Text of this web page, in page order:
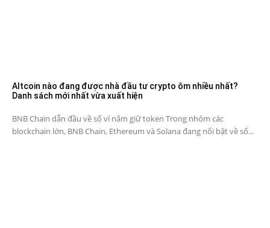
Altcoin nào đang được nhà đầu tư crypto ôm nhiều nhất?
Danh sách mới nhất vừa xuất hiện
BNB Chain dẫn đầu về số ví nắm giữ token Trong nhóm các
blockchain lớn, BNB Chain, Ethereum và Solana đang nổi bật về số...